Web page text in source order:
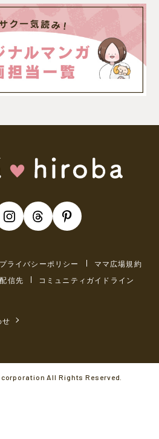
プライバシーポリシー
ママ広場規約
信先 コミュニティガイドライン
せ
All Rights Reserved.